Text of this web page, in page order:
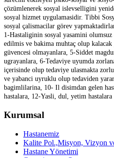
çözümlenerek sosyal islevselligini
sosyal hizmet uygulamasidir. Tibbi
sosyal çalismacilar görev
1-Hastaliginin sosyal yasamini
edilmis ve bakima muhtaç olup
güvencesi olmayanlara, 5-Siddet
ugrayanlara, 6-Tedaviye uyumda
içerisinde olup tedaviye ulasmakta
ve yabanci uyruklu olup tedaviden
bagimlilarina, 10- Il disimdan gelen
hastalara, 12-Yasli, dul, yetim hastalara
Kurumsal
Hastanemiz
Kalite Pol.,Misyon, Vizyon
Hastane Yönetimi